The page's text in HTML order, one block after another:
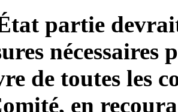
partie
nécessaires
de toutes les
en